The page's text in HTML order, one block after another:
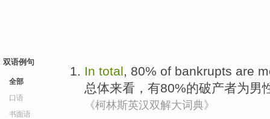
双语例句
全部
口语
书面语
In total, 80% of bankrupts are
总体来看，有80%的破产者为男
《柯林斯英汉双解大词典》